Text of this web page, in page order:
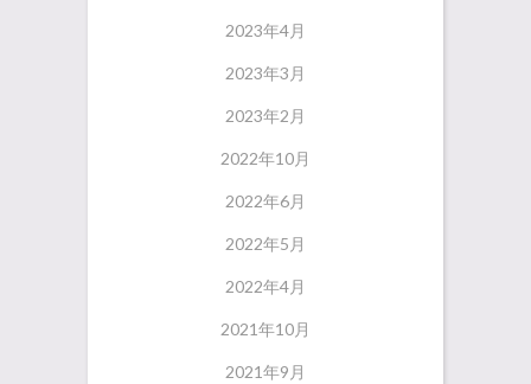
2023年4月
2023年3月
2023年2月
2022年10月
2022年6月
2022年5月
2022年4月
2021年10月
2021年9月